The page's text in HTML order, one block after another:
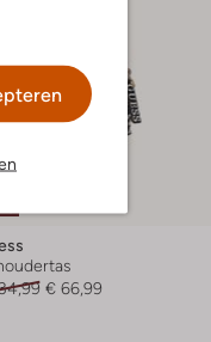
€ 66,99